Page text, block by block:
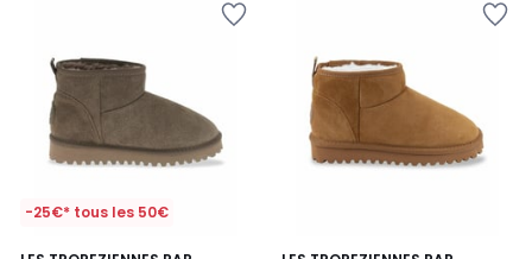
-25€* tous les 50€